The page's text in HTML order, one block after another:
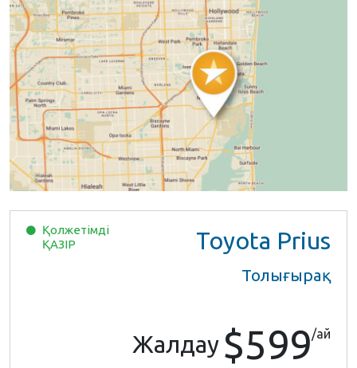
Қолжетімді
ҚАЗІР
Toyota Prius
Толығырақ
Жалдау $599/ай